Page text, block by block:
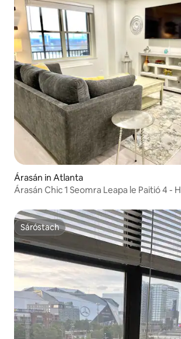
Árasán in Atlanta
Árasán Chic 1 Seomra Leapa le Paitió 4 - H
Sáróstach
Sáróstach